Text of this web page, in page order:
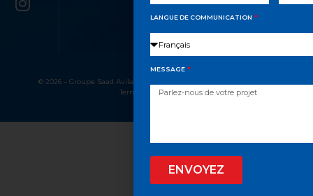
© 2026 – Groupe Saad Avila, Tous droits réservés
Termes et conditions
LANGUE DE COMMUNICATION
MESSAGE
ENVOYEZ